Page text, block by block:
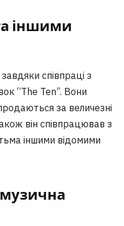
іншими
співпраці з
“The Ten”. Вони
за величезні
він співпрацював з
іншими відомими